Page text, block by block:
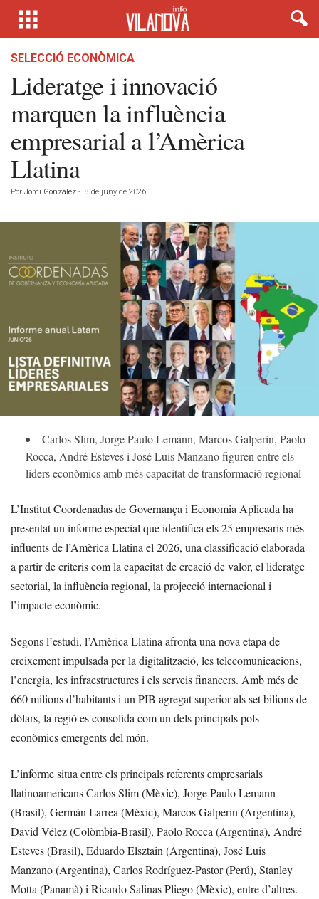
SELECCIÓ ECONÒMICA
Lideratge i innovació
marquen la influència
empresarial a l’Amèrica
Llatina
Por Jordi González - 8 de juny de 2026
Carlos Slim, Jorge Paulo Lemann, Marcos Galperin, Paolo
Rocca, André Esteves i José Luis Manzano figuren entre els
líders econòmics amb més capacitat de transformació regional
L’Institut Coordenadas de Governança i Economia Aplicada ha
presentat un informe especial que identifica els 25 empresaris més
influents de l’Amèrica Llatina el 2026, una classificació elaborada
a partir de criteris com la capacitat de creació de valor, el lideratge
sectorial, la influència regional, la projecció internacional i
l’impacte econòmic.
Segons l’estudi, l’Amèrica Llatina afronta una nova etapa de
creixement impulsada per la digitalització, les telecomunicacions,
l’energia, les infraestructures i els serveis financers. Amb més de
660 milions d’habitants i un PIB agregat superior als set bilions de
dòlars, la regió es consolida com un dels principals pols
econòmics emergents del món.
L’informe situa entre els principals referents empresarials
llatinoamericans Carlos Slim (Mèxic), Jorge Paulo Lemann
(Brasil), Germán Larrea (Mèxic), Marcos Galperin (Argentina),
David Vélez (Colòmbia-Brasil), Paolo Rocca (Argentina), André
Esteves (Brasil), Eduardo Elsztain (Argentina), José Luis
Manzano (Argentina), Carlos Rodríguez-Pastor (Perú), Stanley
Motta (Panamà) i Ricardo Salinas Pliego (Mèxic), entre d’altres.